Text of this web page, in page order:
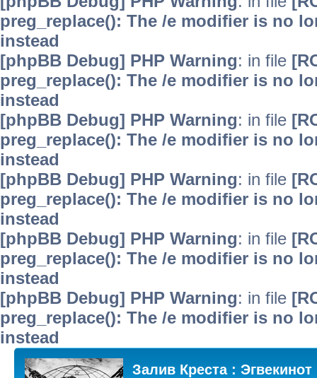
preg_replace(): The /e modifier is no
instead
[phpBB Debug] PHP Warning: in file
preg_replace(): The /e modifier is no
instead
[phpBB Debug] PHP Warning: in file
preg_replace(): The /e modifier is no
instead
[phpBB Debug] PHP Warning: in file
preg_replace(): The /e modifier is no
instead
[phpBB Debug] PHP Warning: in file
preg_replace(): The /e modifier is no
instead
[phpBB Debug] PHP Warning: in file
preg_replace(): The /e modifier is no
instead
Залив Креста : Эгвекинот